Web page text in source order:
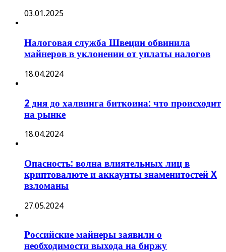
03.01.2025
Налоговая служба Швеции обвинила
майнеров в уклонении от уплаты налогов
18.04.2024
2 дня до халвинга биткоина: что происходит
на рынке
18.04.2024
Опасность: волна влиятельных лиц в
криптовалюте и аккаунты знаменитостей X
взломаны
27.05.2024
Российские майнеры заявили о
необходимости выхода на биржу